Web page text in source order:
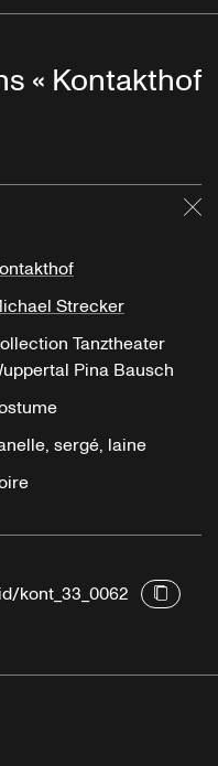
« Kontakthof
Strecker
Tanztheater
Pina Bausch
sergé, laine
kont_33_0062